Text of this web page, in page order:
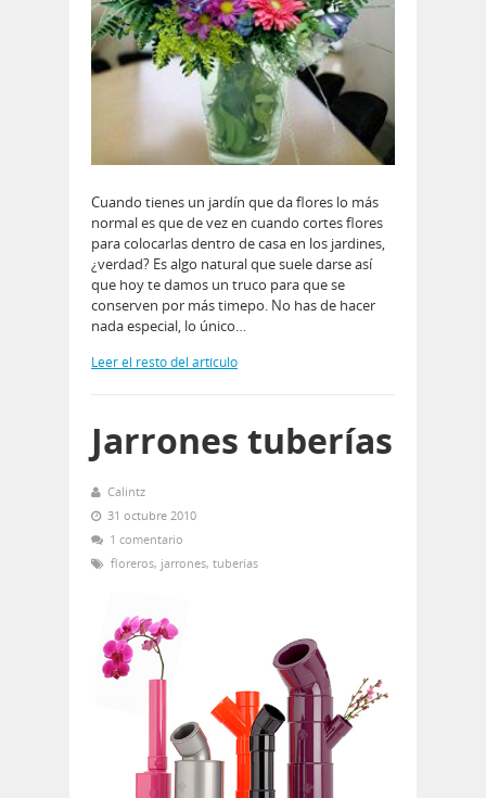
Cuando tienes un jardín que da flores lo más
normal es que de vez en cuando cortes flores
para colocarlas dentro de casa en los jardines,
¿verdad? Es algo natural que suele darse así
que hoy te damos un truco para que se
conserven por más timepo. No has de hacer
nada especial, lo único…
Leer el resto del artículo
Jarrones tuberías
Calintz
31 octubre 2010
1 comentario
floreros, jarrones, tuberías